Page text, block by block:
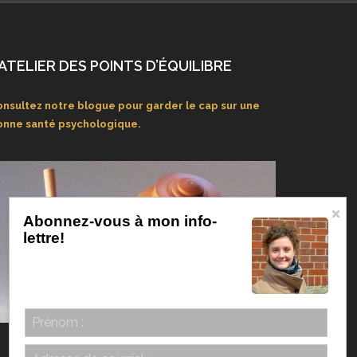
DES POINTS D’ÉQUILIBRE
notre blogue pour garder le cap sur une
santé psychologique.
Abonnez-vous à mon info-
lettre!